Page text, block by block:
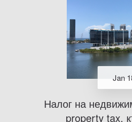
Jan
Налог на
property tax,